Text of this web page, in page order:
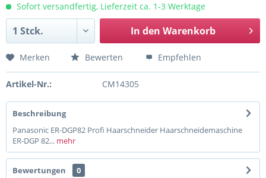
Sofort versandfertig, Lieferzeit ca. 1-3 Werktage
In den Warenkorb
Merken Bewerten Empfehlen
Artikel-Nr.: CM14305
Beschreibung
Panasonic ER-DGP82 Profi Haarschneider Haarschneidemaschine
ER-DGP 82... mehr
Bewertungen
0